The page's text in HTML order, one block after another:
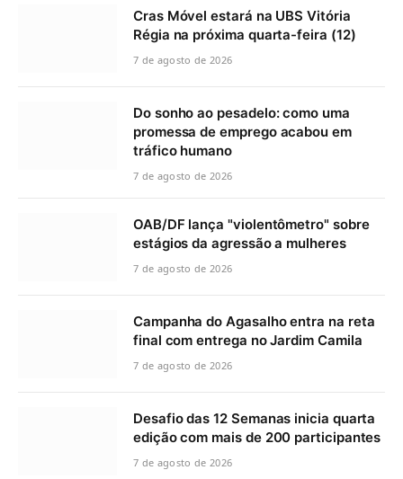
Cras Móvel estará na UBS Vitória
Régia na próxima quarta-feira (12)
7 de agosto de 2026
Do sonho ao pesadelo: como uma
promessa de emprego acabou em
tráfico humano
7 de agosto de 2026
OAB/DF lança "violentômetro" sobre
estágios da agressão a mulheres
7 de agosto de 2026
Campanha do Agasalho entra na reta
final com entrega no Jardim Camila
7 de agosto de 2026
Desafio das 12 Semanas inicia quarta
edição com mais de 200 participantes
7 de agosto de 2026